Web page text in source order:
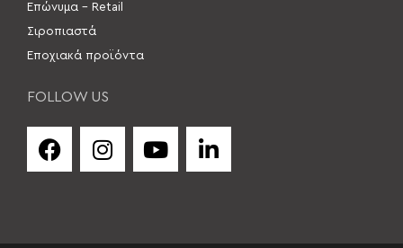
Επώνυμα – Retail
Σιροπιαστά
Εποχιακά προϊόντα
FOLLOW US